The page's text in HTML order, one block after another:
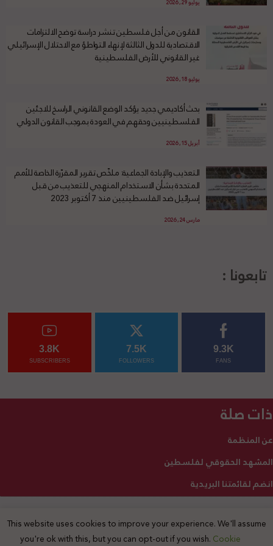
يوليو 29, 2026
القانون من أجل فلسطين تنشر دراسة توضح الالتزامات
الاقتصادية للدول الثالثة لإنهاء التواطؤ مع الاحتلال الإسرائيلي
غير القانوني للأرض الفلسطينية
يوليو 18, 2026
بحث أكاديمي جديد يؤكد الوضع القانوني الراسخ للاجئين
الفلسطينيين وحقهم في العودة بموجب القانون الدولي
أبريل 15, 2026
التعذيب والإبادة الجماعية: ملخّص تقرير المقرّرة الخاصة للأمم
المتحدة بشأن الاستخدام المنهجي للتعذيب من قبل
إسرائيل ضد الفلسطينيين منذ 7 أكتوبر 2023
مارس 24, 2026
تابعونا :
9.3K
FANS
7.5K
FOLLOWERS
3.8K
SUBSCRIBERS
ذات صلة
عن المنظمة
المشهد الحقوقي لفلسطين
انضم لقائمتنا البريدية
2025 © جميع الحقوق محفوظة
This website uses cookies to improve your experience. We'll assume
you're ok with this, but you can opt-out if you wish. Cookie